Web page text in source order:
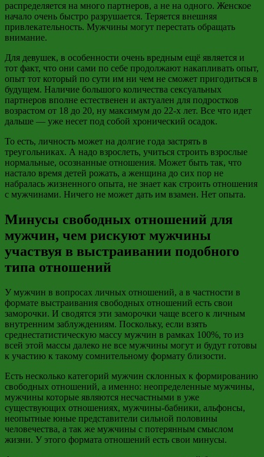
распределяется на много партнеров, а не на одного. Женское
начало очень быстро разрушается. Теряется внешняя
привлекательность. Мужчины могут перестать обращать
внимание.
Для девушек, в особенности очень вредным ещё является и
тот факт, что они сами по себе продолжают накапливать опыт,
опыт тот который по сути им ни чем не сможет пригодиться в
будущем. Наличие большого количества сексуальных
партнеров вполне естественен и актуален для подростков
возрастом от 18 до 20, ну максимум до 22-х лет. Все что идет
дальше — уже несет под собой хронический осадок.
То есть, личность может на долгие года застрять в
треугольниках. А надо взрослеть, учиться строить взрослые
нормальные, осознанные отношения. Может быть так, что
настало время детей рожать, а женщина до сих пор не
набралась жизненного опыта, не знает как строить отношения
с мужчинами. Ничего не может дать им взамен. Нет опыта.
Минусы свободных отношений для
мужчин, чем рискуют мужчины
участвуя в выстраивании подобного
типа отношений
У мужчин в вопросах личных отношений, а в частности в
формате выстраивания свободных отношений есть свои
заморочки. И сводятся эти заморочки чаще всего к личным
внутренним заблуждениям. Поскольку, если взять
среднестатистическую массу мужчин в рамках 100%, то из
всей этой массы далеко не все мужчины могут и будут готовы
к участию к такому сомнительному формату близости.
Есть несколько категорий мужчин склонных к формированию
свободных отношений, а именно: неопределенные мужчины,
мужчины которые являются несчастными в уже
существующих отношениях, мужчины-бабники, альфонсы,
неопытные юные представители сильной половины
человечества, а так же мужчины с потерянным смыслом
жизни. У этого формата отношений есть свои минусы.